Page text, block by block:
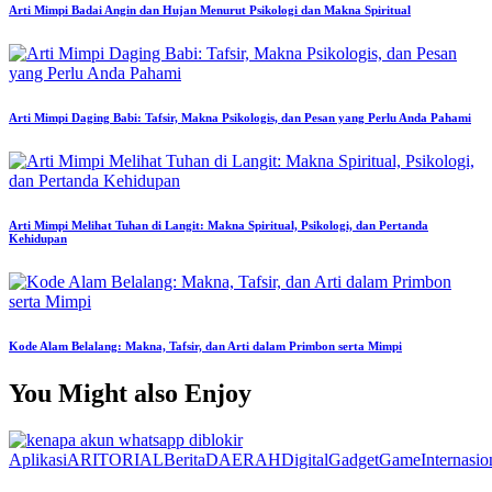
Arti Mimpi Badai Angin dan Hujan Menurut Psikologi dan Makna Spiritual
Arti Mimpi Daging Babi: Tafsir, Makna Psikologis, dan Pesan yang Perlu Anda Pahami
Arti Mimpi Melihat Tuhan di Langit: Makna Spiritual, Psikologi, dan Pertanda
Kehidupan
Kode Alam Belalang: Makna, Tafsir, dan Arti dalam Primbon serta Mimpi
You Might also Enjoy
AplikasiARITORIALBeritaDAERAHDigitalGadgetGame